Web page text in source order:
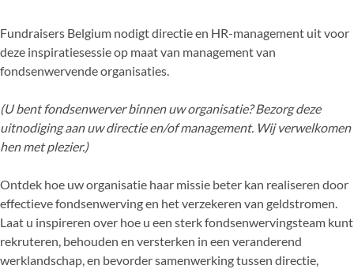
Fundraisers Belgium nodigt directie en HR-management uit voor
deze inspiratiesessie op maat van management van
fondsenwervende organisaties.
(U bent fondsenwerver binnen uw organisatie? Bezorg deze
uitnodiging aan uw directie en/of management. Wij verwelkomen
hen met plezier.)
Ontdek hoe uw organisatie haar missie beter kan realiseren door
effectieve fondsenwerving en het verzekeren van geldstromen.
Laat u inspireren over hoe u een sterk fondsenwervingsteam kunt
rekruteren, behouden en versterken in een veranderend
werklandschap, en bevorder samenwerking tussen directie,